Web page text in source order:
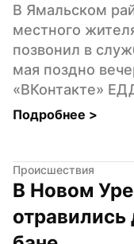
В Ямальском
местного
позвонил в
мая поздно
«ВКонтакте»
Подробнее >
Происшествия
В Новом